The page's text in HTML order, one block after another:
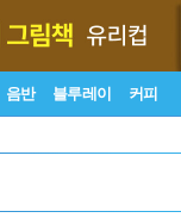
음반 블루레이 커피